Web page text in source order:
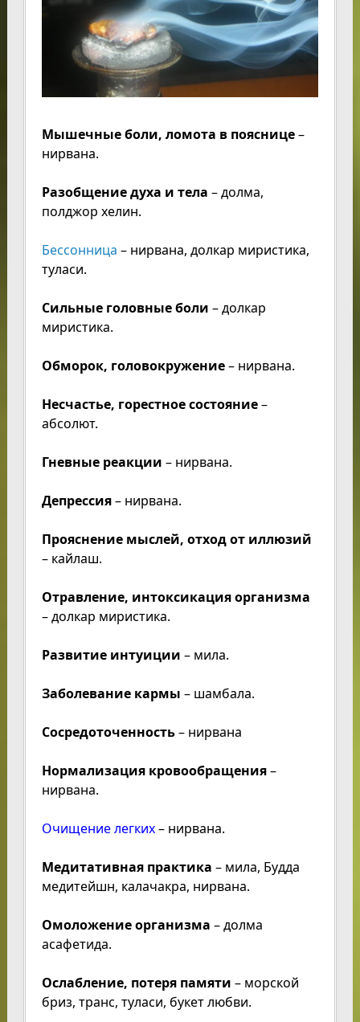
Мышечные боли, ломота в пояснице–
нирвана.
Разобщение духа и тела – долма,
полджор хелин.
Бессонница – нирвана, долкар миристика,
туласи.
Сильные головные боли – долкар
миристика.
Обморок, головокружение– нирвана.
Несчастье, горестное состояние–
абсолют.
Гневные реакции – нирвана.
Депрессия– нирвана.
Прояснение мыслей, отход от иллюзий
– кайлаш.
Отравление, интоксикация организма
– долкар миристика.
Развитие интуиции – мила.
Заболевание кармы – шамбала.
Сосредоточенность– нирвана
Нормализация кровообращения–
нирвана.
Очищение легких– нирвана.
Медитативная практика – мила, Будда
медитейшн, калачакра, нирвана.
Омоложение организма – долма
асафетида.
Ослабление, потеря памяти – морской
бриз, транс, туласи, букет любви.